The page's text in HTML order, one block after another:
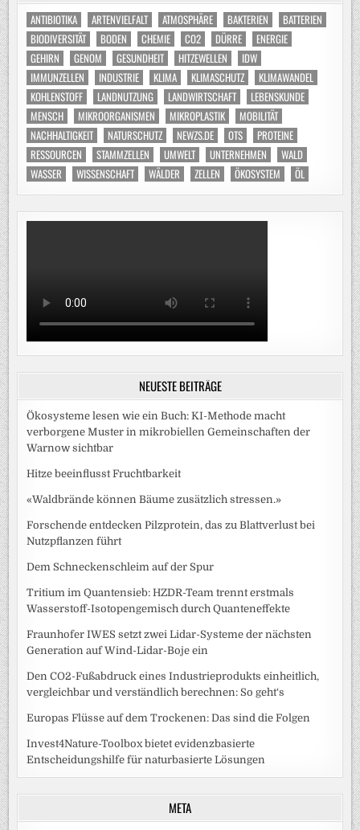
ANTIBIOTIKA ARTENVIELFALT ATMOSPHÄRE BAKTERIEN
BATTERIEN
BIODIVERSITÄT
BODEN CHEMIE CO2 DÜRRE
ENERGIE
GEHIRN
GENOM GESUNDHEIT HITZEWELLEN
IDW
IMMUNZELLEN
INDUSTRIE KLIMA KLIMASCHUTZ
KLIMAWANDEL
KOHLENSTOFF
LANDNUTZUNG LANDWIRTSCHAFT
LEBENSKUNDE
MENSCH
MIKROORGANISMEN MIKROPLASTIK
MOBILITÄT
NACHHALTIGKEIT
NATURSCHUTZ NEWZS.DE OTS
PROTEINE
RESSOURCEN
STAMMZELLEN UMWELT UNTERNEHMEN
WALD
WASSER
WISSENSCHAFT WÄLDER ZELLEN ÖKOSYSTEM ÖL
NEUESTE BEITRÄGE
Ökosysteme lesen wie ein Buch: KI-Methode macht
verborgene Muster in mikrobiellen Gemeinschaften der
Warnow sichtbar
Hitze beeinflusst Fruchtbarkeit
«Waldbrände können Bäume zusätzlich stressen.»
Forschende entdecken Pilzprotein, das zu Blattverlust bei
Nutzpflanzen führt
Dem Schneckenschleim auf der Spur
Tritium im Quantensieb: HZDR-Team trennt erstmals
Wasserstoff-Isotopengemisch durch Quanteneffekte
Fraunhofer IWES setzt zwei Lidar-Systeme der nächsten
Generation auf Wind-Lidar-Boje ein
Den CO2-Fußabdruck eines Industrieprodukts einheitlich,
vergleichbar und verständlich berechnen: So geht‘s
Europas Flüsse auf dem Trockenen: Das sind die Folgen
Invest4Nature-Toolbox bietet evidenzbasierte
Entscheidungshilfe für naturbasierte Lösungen
META